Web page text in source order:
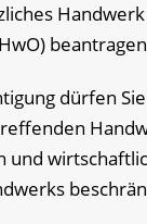
Handwerk
dürfen Sie
und